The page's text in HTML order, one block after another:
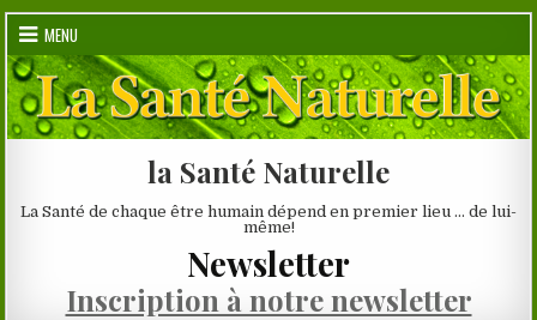
Skip
content
MENU
la Santé Naturelle
La Santé de chaque être humain dépend en premier lieu … de lui-
même!
Newsletter
Inscription à notre newsletter